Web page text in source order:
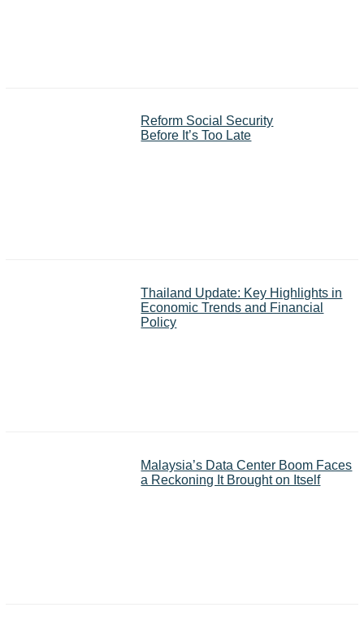
Reform Social Security
Before It’s Too Late
Thailand Update: Key Highlights in
Economic Trends and Financial
Policy
Malaysia’s Data Center Boom Faces
a Reckoning It Brought on Itself